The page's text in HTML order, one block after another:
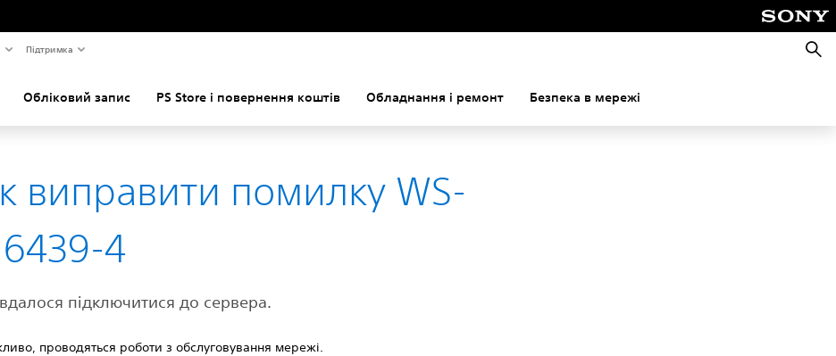
Підтримка
Обліковий запис PS Store і повернення коштів Обладнання і ремонт Безпека в мережі
виправити помилку WS-
4
підключитися до сервера.
проводяться роботи з обслуговування мережі.